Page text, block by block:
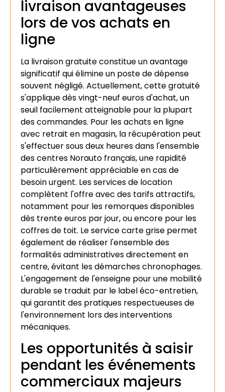
livraison avantageuses
lors de vos achats en
ligne
La livraison gratuite constitue un avantage
significatif qui élimine un poste de dépense
souvent négligé. Actuellement, cette gratuité
s'applique dès vingt-neuf euros d'achat, un
seuil facilement atteignable pour la plupart
des commandes. Pour les achats en ligne
avec retrait en magasin, la récupération peut
s'effectuer sous deux heures dans l'ensemble
des centres Norauto français, une rapidité
particulièrement appréciable en cas de
besoin urgent. Les services de location
complètent l'offre avec des tarifs attractifs,
notamment pour les remorques disponibles
dès trente euros par jour, ou encore pour les
coffres de toit. Le service carte grise permet
également de réaliser l'ensemble des
formalités administratives directement en
centre, évitant les démarches chronophages.
L'engagement de l'enseigne pour une mobilité
durable se traduit par le label éco-entretien,
qui garantit des pratiques respectueuses de
l'environnement lors des interventions
mécaniques.
Les opportunités à saisir
pendant les événements
commerciaux majeurs